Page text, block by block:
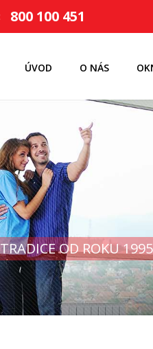
800 100 451
ÚVOD O NÁS
TRADICE OD ROKU 1995